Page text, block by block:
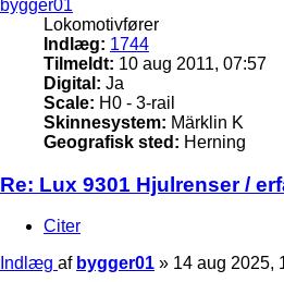
bygger01
Lokomotivfører
Indlæg: 1744
Tilmeldt: 10 aug 2011, 07:57
Digital: Ja
Scale: H0 - 3-rail
Skinnesystem: Märklin K
Geografisk sted: Herning
Re: Lux 9301 Hjulrenser /
Citer
Indlæg af bygger01 » 14 aug 2025,